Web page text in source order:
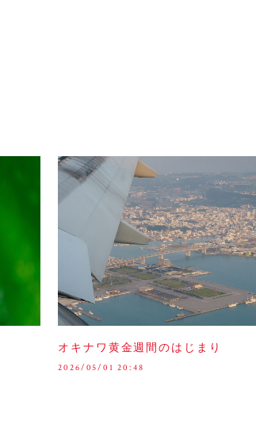
オキナワ黄金週間のはじまり
2026/05/01 20:48